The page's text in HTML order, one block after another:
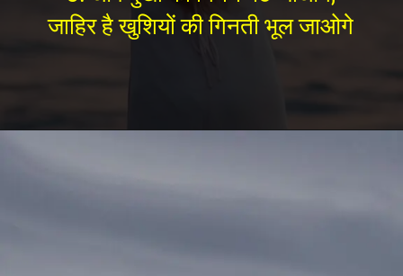
जाहिर है खुशियों की गिनती भूल जाओगे